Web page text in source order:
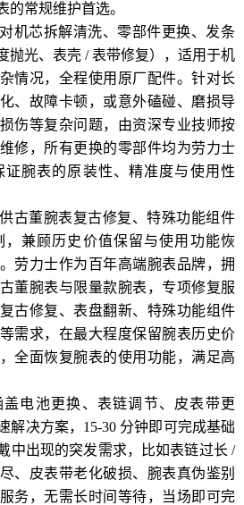
的常规维护首选。
机芯拆解清洗、零部件更换、发条
抛光、表壳 / 表带修复），适用于机
情况，全程使用原厂配件。针对长
、故障卡顿，或意外磕碰、磨损导
伤等复杂问题，由资深专业技师按
修，所有更换的零部件均为劳力士
腕表的原装性、精准度与使用性
古董腕表复古修复、特殊功能组件
兼顾历史价值保留与使用功能恢
劳力士作为百年高端腕表品牌，拥
董腕表与限量款腕表，专项修复服
古修复、表盘翻新、特殊功能组件
需求，在最大程度保留腕表历史价
全面恢复腕表的使用功能，满足高
电池更换、表链调节、皮表带更
解决方案，15-30 分钟即可完成基础
中出现的突发需求，比如表链过长 /
、皮表带老化破损、腕表真伪鉴别
务，无需长时间等待，当场即可完